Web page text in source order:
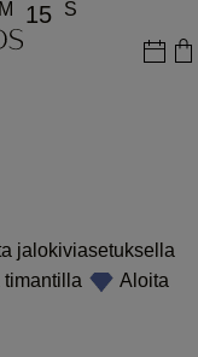
M 15 S
jalokiviasetuksella
Aloita